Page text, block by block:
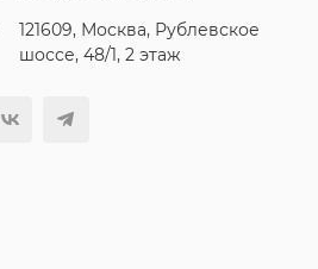
121609, Москва, Рублевское
шоссе, 48/1, 2 этаж